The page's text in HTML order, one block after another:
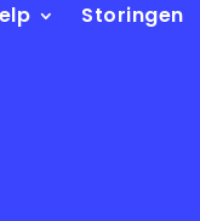
Storingen